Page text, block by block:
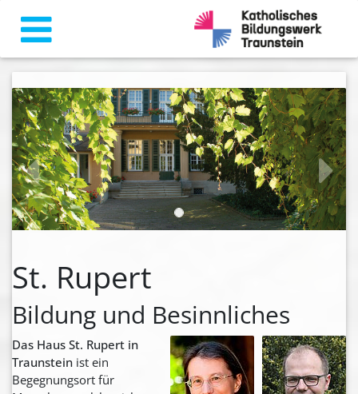
zurück weiter
St. Rupert
Bildung und Besinnliches
Das Haus St. Rupert in
Traunstein ist ein
Begegnungsort für